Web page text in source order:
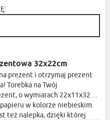
32x22cm
prezent i otrzymaj prezent
Torebka na Twój
o wymiarach 22x11x32
w kolorze niebieskim.
też nalepka, dzięki której